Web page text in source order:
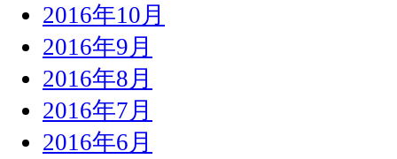
2016年10月
2016年9月
2016年8月
2016年7月
2016年6月